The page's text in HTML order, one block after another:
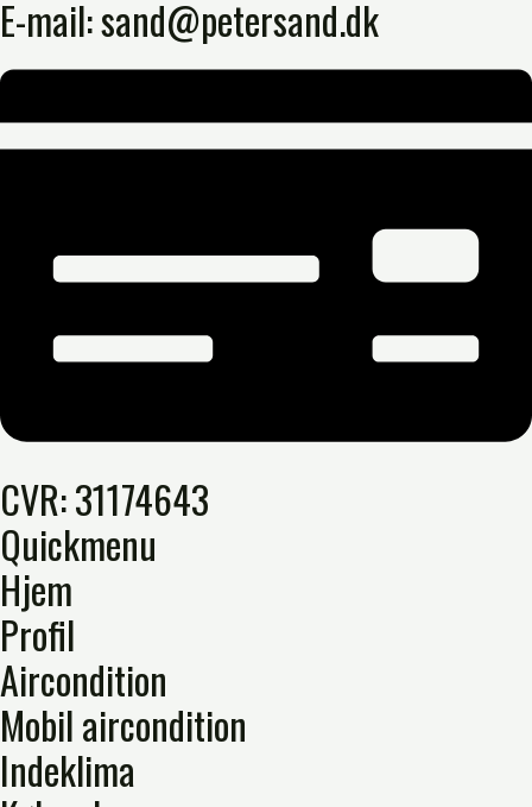
E-mail: sand@petersand.dk
CVR: 31174643
Quickmenu
Hjem
Profil
Aircondition
Mobil aircondition
Indeklima